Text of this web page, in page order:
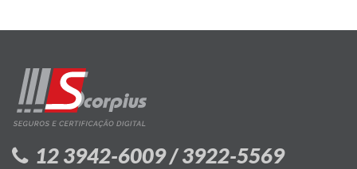
12 3942-6009 / 3922-5569